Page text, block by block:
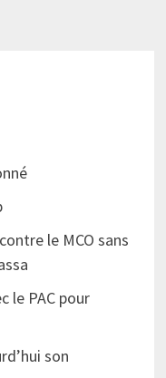
le MCO sans
le PAC pour
son